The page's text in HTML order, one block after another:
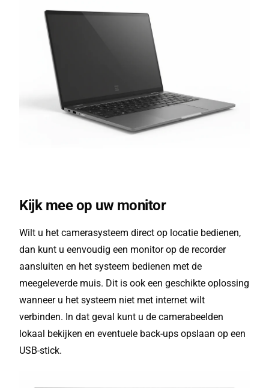
Kijk mee op uw monitor
Wilt u het camerasysteem direct op locatie bedienen,
dan kunt u eenvoudig een monitor op de recorder
aansluiten en het systeem bedienen met de
meegeleverde muis. Dit is ook een geschikte oplossing
wanneer u het systeem niet met internet wilt
verbinden. In dat geval kunt u de camerabeelden
lokaal bekijken en eventuele back-ups opslaan op een
USB-stick.